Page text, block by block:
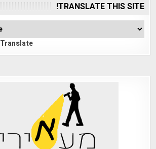
TRANSLATE THIS SITE!
Translate